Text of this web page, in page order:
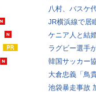
八村、バスケ
JR横浜線で居
ケニア人と結
ラグビー選手
韓国サッカー
大倉忠義「鳥
池袋暴走事故